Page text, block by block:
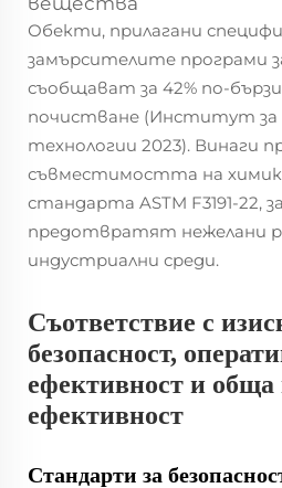
Обекти, прилагани
замърсителите програми
съобщават за 42% по-
почистване (Институт
технологии 2023). Винаги
съвместимостта на
стандарта ASTM F3191-22,
предотвратят нежелани
индустриални среди.
Съответствие с
безопасност,
ефективност и
ефективност
Стандарти за